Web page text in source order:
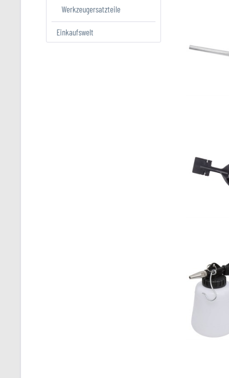
Werkzeugersatzteile
Einkaufswelt